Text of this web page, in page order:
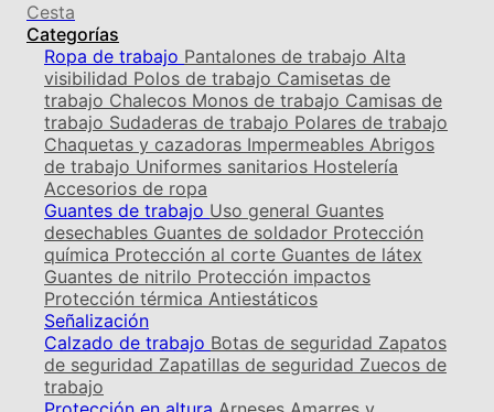
Cesta
Categorías
Ropa de trabajo Pantalones de trabajo Alta
visibilidad Polos de trabajo Camisetas de
trabajo Chalecos Monos de trabajo Camisas de
trabajo Sudaderas de trabajo Polares de trabajo
Chaquetas y cazadoras Impermeables Abrigos
de trabajo Uniformes sanitarios Hostelería
Accesorios de ropa
Guantes de trabajo Uso general Guantes
desechables Guantes de soldador Protección
química Protección al corte Guantes de látex
Guantes de nitrilo Protección impactos
Protección térmica Antiestáticos
Señalización
Calzado de trabajo Botas de seguridad Zapatos
de seguridad Zapatillas de seguridad Zuecos de
trabajo